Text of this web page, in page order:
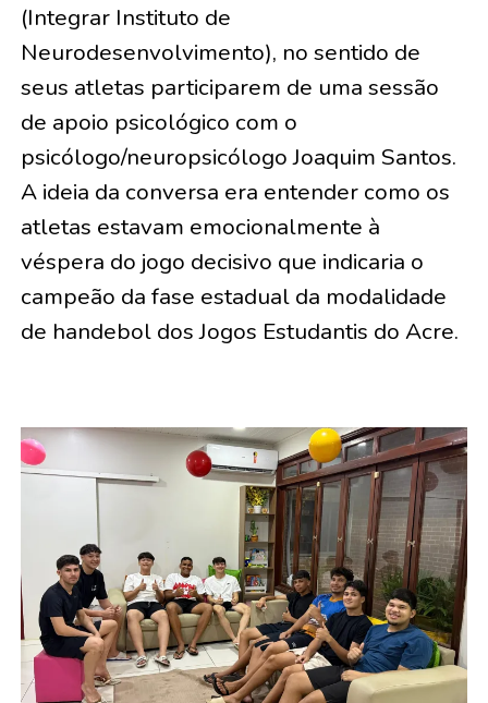
(Integrar Instituto de
Neurodesenvolvimento), no sentido de
seus atletas participarem de uma sessão
de apoio psicológico com o
psicólogo/neuropsicólogo Joaquim Santos.
A ideia da conversa era entender como os
atletas estavam emocionalmente à
véspera do jogo decisivo que indicaria o
campeão da fase estadual da modalidade
de handebol dos Jogos Estudantis do Acre.